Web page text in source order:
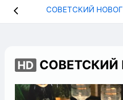
HD СОВЕТСКИЙ НОВОГОДНИЙ СТОЛ Бюджетное